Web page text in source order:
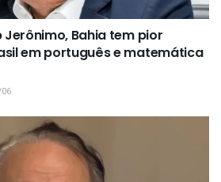
Jerônimo, Bahia tem pior
em português e matemática